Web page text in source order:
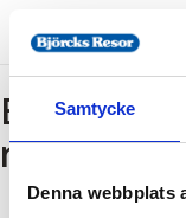
Samtycke
Denna webbplats
Bokning -